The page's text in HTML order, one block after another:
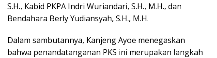
S.H., Kabid PKPA Indri Wuriandari, S.H., M.H., dan
Bendahara Berly Yudiansyah, S.H., M.H.
Dalam sambutannya, Kanjeng Ayoe menegaskan
bahwa penandatanganan PKS ini merupakan langkah